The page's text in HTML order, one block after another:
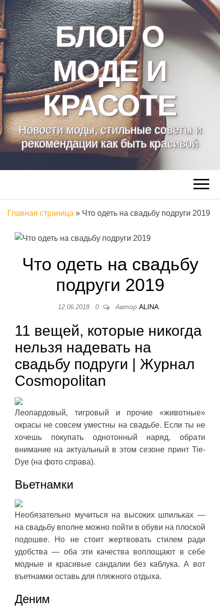
БЛОГ О
МОДЕ И
КРАСОТЕ
Новости моды, стильные советы и
рекомендации как быть красивой
Главная страница » Что одеть на свадьбу подруги 2019
Что одеть на свадьбу
подруги 2019
12.06.2018 0 Автор ALINA
11 вещей, которые никогда
нельзя надевать на
свадьбу подруги | Журнал
Cosmopolitan
Леопардовый, тигровый и прочие «животные»
окрасы не совсем уместны на свадьбе. Если ты не
хочешь покупать однотонный наряд, обрати
внимание на актуальный в этом сезоне принт Tie-
Dye (на фото справа).
Вьетнамки
Необязательно мучиться на высоких шпильках —
на свадьбу вполне можно пойти в обуви на плоской
подошве. Но не стоит жертвовать стилем ради
удобства — оба эти качества воплощают в себе
модные и красивые сандалии без каблука. А вот
въетнамки оставь для пляжного отдыха.
Деним